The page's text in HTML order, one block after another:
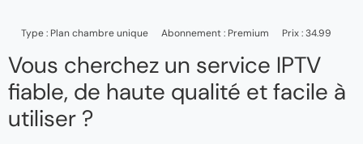
Type : Plan chambre unique Abonnement : Premium Prix : 34.99
Vous cherchez un service IPTV
fiable, de haute qualité et facile à
utiliser ?